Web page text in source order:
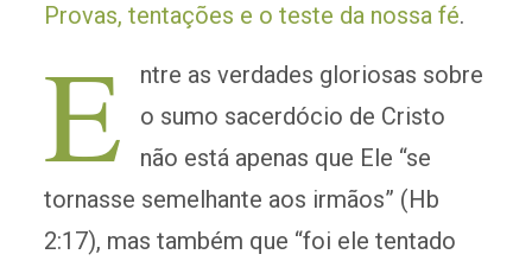
Provas, tentações e o teste da nossa fé.
E
ntre as verdades gloriosas sobre
o sumo sacerdócio de Cristo
não está apenas que Ele “se
tornasse semelhante aos irmãos” (Hb
2:17), mas também que “foi ele tentado